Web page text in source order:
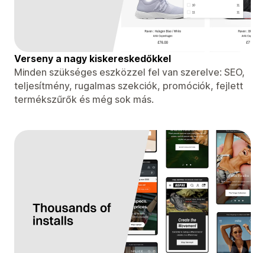
Verseny a nagy kiskereskedőkkel
Minden szükséges eszközzel fel van szerelve: SEO,
teljesítmény, rugalmas szekciók, promóciók, fejlett
termékszűrők és még sok más.